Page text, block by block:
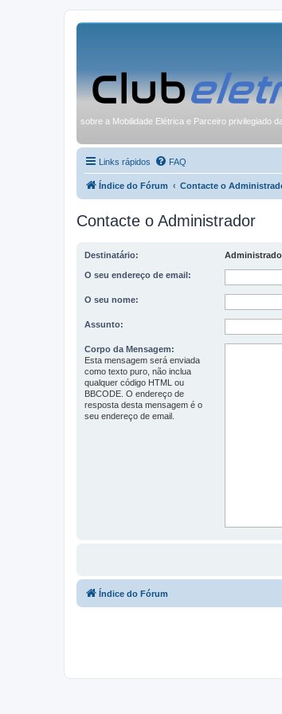
sobre a Mobilidade Elétrica e Parceiro privilegiado
Links rápidos FAQ
Índice do Fórum Contacte o
Contacte o Administrador
Destinatário:
O seu endereço de email:
O seu nome:
Assunto:
Corpo da Mensagem:
Esta mensagem será enviada
como texto puro, não inclua
qualquer código HTML ou
BBCODE. O endereço de
resposta desta mensagem é o
seu endereço de email.
Índice do Fórum